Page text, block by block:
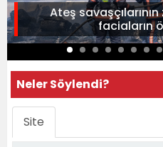
Ateş
faciaların
Neler Söylendi?
Site